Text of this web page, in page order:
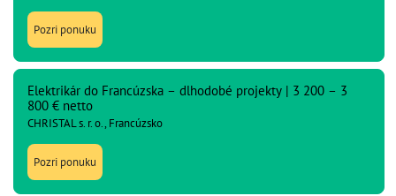
Pozri ponuku
Elektrikár do Francúzska – dlhodobé projekty | 3 200 – 3
800 € netto
CHRISTAL s. r. o., Francúzsko
Pozri ponuku